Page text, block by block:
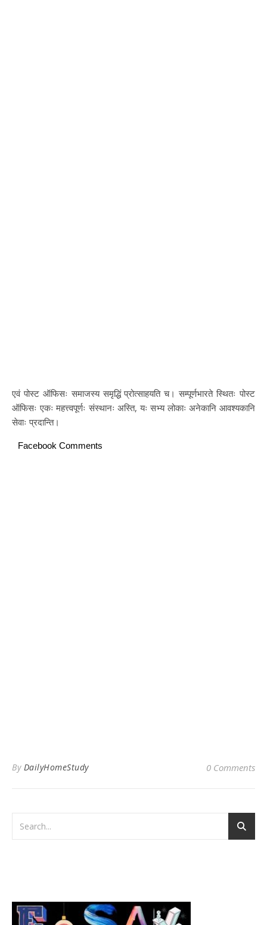
एवं पोस्ट ऑफिसः समाजस्य समृद्धिं प्रोत्साहयति च। सम्पूर्णभारते स्थितः पोस्ट
ऑफिसः एकः महत्त्वपूर्णः संस्थानः अस्ति, यः सभ्य लोकाः अनेकानि आवश्यकानि
सेवाः प्रदान्ति।
Facebook Comments
By DailyHomeStudy 0 Comments